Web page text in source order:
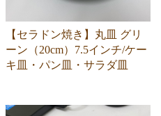
【セラドン焼き】丸皿 グリ
ーン（20cm）7.5インチ/ケー
キ皿・パン皿・サラダ皿